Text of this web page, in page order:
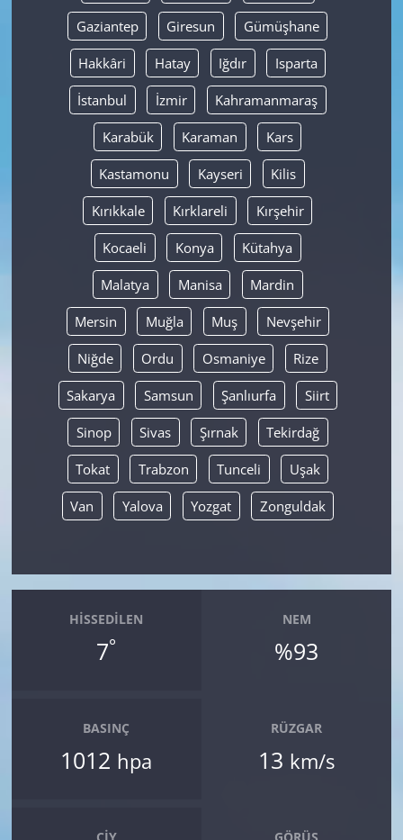
Gaziantep Giresun Gümüşhane
Hakkâri Hatay Iğdır Isparta
İstanbul İzmir Kahramanmaraş
Karabük Karaman Kars
Kastamonu Kayseri Kilis
Kırıkkale Kırklareli Kırşehir
Kocaeli Konya Kütahya
Malatya Manisa Mardin
Mersin Muğla Muş Nevşehir
Niğde Ordu Osmaniye Rize
Sakarya Samsun Şanlıurfa Siirt
Sinop Sivas Şırnak Tekirdağ
Tokat Trabzon Tunceli Uşak
Van Yalova Yozgat Zonguldak
HISSEDILEN
7°
NEM
%93
BASINÇ
1012 hpa
RÜZGAR
13 km/s